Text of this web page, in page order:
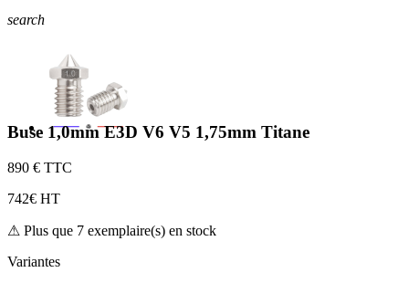
search
Buse 1,0mm E3D V6 V5 1,75mm Titane
890 € TTC
742€ HT
⚠ Plus que 7 exemplaire(s) en stock
Variantes